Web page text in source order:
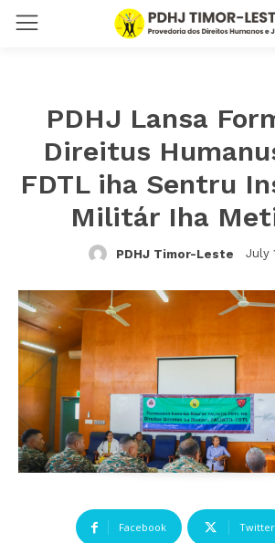
PDHJ Lansa
Direitus
FDTL iha Sentru
Militár Iha
PDHJ Timor-Leste July
Facebook Twitter